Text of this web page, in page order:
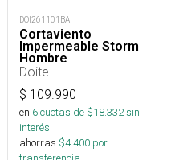
DOI261101BA
Cortaviento
Impermeable Storm
Hombre
Doite
$ 109.990
en 6cuotas de $18.332sin
interés
ahorras $4.400 por